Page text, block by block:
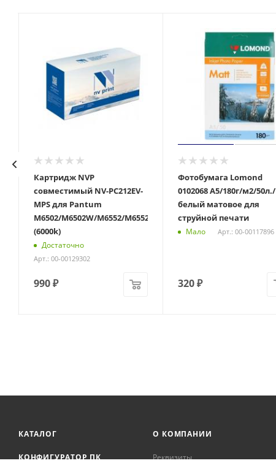
Картридж NVP
совместимый NV-PC212EV-
MPS для Pantum
M6502/M6502W/M6552/M6552NW/P2502/P2502W
(6000k)
Достаточно
Арт.: 00-00129302
990₽
Фотобумага Lomond
0102068 A5/180г/м2/50л./
белый матовое для
струйной печати
Мало Арт.: 00-00117896
320₽
КАТАЛОГ
КОНФИГУРАТОР ПК
О КОМПАНИИ
Реквизиты